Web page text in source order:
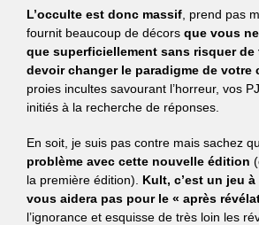
L’occulte est donc massif , prend pas
fournit beaucoup de décors que vous
que superficiellement sans risquer de
devoir changer le paradigme de votre
proies incultes savourant l’horreur, vos
initiés à la recherche de réponses.
En soit, je suis pas contre mais sachez
problème avec cette nouvelle édition
la première édition). Kult, c’est un jeu
vous aidera pas pour le « après
l’ignorance et esquisse de très loin les